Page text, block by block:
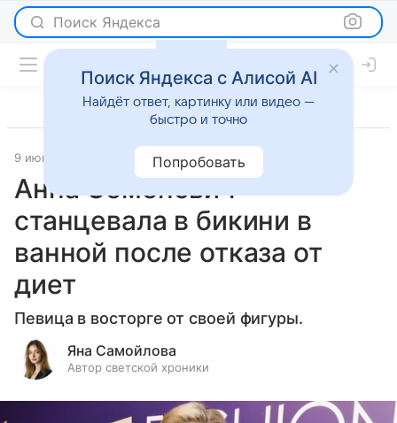
Поиск Яндекса
9 июня 2025 Светская жизнь
Анна Семенович
станцевала в бикини в
ванной после отказа от
диет
Певица в восторге от своей фигуры.
Яна Самойлова
Автор светской хроники
Поиск Яндекса с Алисой AI
Найдёт ответ, картинку или видео —
быстро и точно
Попробовать